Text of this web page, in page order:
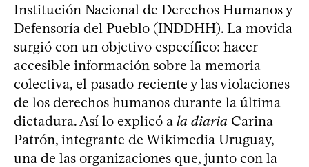
Institución Nacional de Derechos Humanos y
Defensoría del Pueblo (INDDHH). La movida
surgió con un objetivo específico: hacer
accesible información sobre la memoria
colectiva, el pasado reciente y las violaciones
de los derechos humanos durante la última
dictadura. Así lo explicó a la diaria Carina
Patrón, integrante de Wikimedia Uruguay,
una de las organizaciones que, junto con la